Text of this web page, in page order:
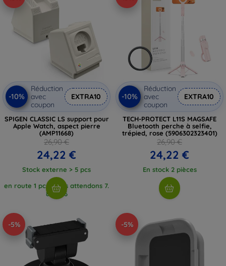
-10%
Réduction
avec
coupon
EXTRA10
SPIGEN CLASSIC LS support pour
Apple Watch, aspect pierre
(AMP11668)
26,90 €
24,22 €
Stock externe > 5 pcs
en route 1 pcs, nous attendons 7.
8. 2026
-10%
Réduction
avec
coupon
EXTRA10
TECH-PROTECT L11S MAGSAFE
Bluetooth perche à selfie,
trépied, rose (5906302323401)
26,90 €
24,22 €
En stock 2 pièces
-5% -5%